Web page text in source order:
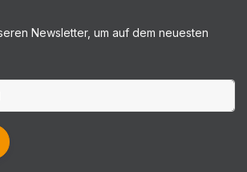
Newsletter, um auf dem neuesten